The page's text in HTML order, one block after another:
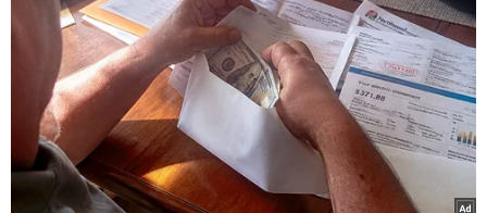
hội Lào
10/08/2026 11:48
Lãnh đạo TP Hồ Chí Minh viếng Chủ
tịch Quốc hội Lào Xaysomphone
Phomvihane